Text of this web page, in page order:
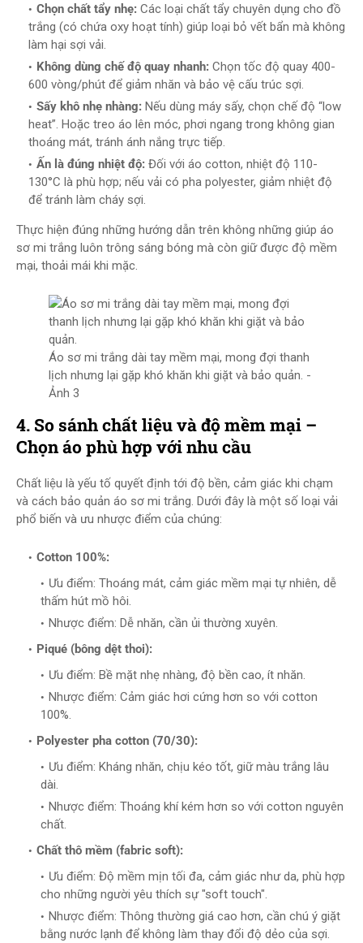
Chọn chất tẩy nhẹ: Các loại chất tẩy chuyên dụng cho đồ
trắng (có chứa oxy hoạt tính) giúp loại bỏ vết bẩn mà không
làm hại sợi vải.
Không dùng chế độ quay nhanh: Chọn tốc độ quay 400-
600 vòng/phút để giảm nhăn và bảo vệ cấu trúc sợi.
Sấy khô nhẹ nhàng: Nếu dùng máy sấy, chọn chế độ “low
heat”. Hoặc treo áo lên móc, phơi ngang trong không gian
thoáng mát, tránh ánh nắng trực tiếp.
Ấn là đúng nhiệt độ: Đối với áo cotton, nhiệt độ 110-
130°C là phù hợp; nếu vải có pha polyester, giảm nhiệt độ
để tránh làm cháy sợi.
Thực hiện đúng những hướng dẫn trên không những giúp áo
sơ mi trắng luôn trông sáng bóng mà còn giữ được độ mềm
mại, thoải mái khi mặc.
Áo sơ mi trắng dài tay mềm mại, mong đợi thanh
lịch nhưng lại gặp khó khăn khi giặt và bảo quản. -
Ảnh 3
4. So sánh chất liệu và độ mềm mại –
Chọn áo phù hợp với nhu cầu
Chất liệu là yếu tố quyết định tới độ bền, cảm giác khi chạm
và cách bảo quản áo sơ mi trắng. Dưới đây là một số loại vải
phổ biến và ưu nhược điểm của chúng:
Cotton 100%:
Ưu điểm: Thoáng mát, cảm giác mềm mại tự nhiên, dễ
thấm hút mồ hôi.
Nhược điểm: Dễ nhăn, cần ủi thường xuyên.
Piqué (bông dệt thoi):
Ưu điểm: Bề mặt nhẹ nhàng, độ bền cao, ít nhăn.
Nhược điểm: Cảm giác hơi cứng hơn so với cotton
100%.
Polyester pha cotton (70/30):
Ưu điểm: Kháng nhăn, chịu kéo tốt, giữ màu trắng lâu
dài.
Nhược điểm: Thoáng khí kém hơn so với cotton nguyên
chất.
Chất thô mềm (fabric soft):
Ưu điểm: Độ mềm mịn tối đa, cảm giác như da, phù hợp
cho những người yêu thích sự "soft touch".
Nhược điểm: Thông thường giá cao hơn, cần chú ý giặt
bằng nước lạnh để không làm thay đổi độ dẻo của sợi.